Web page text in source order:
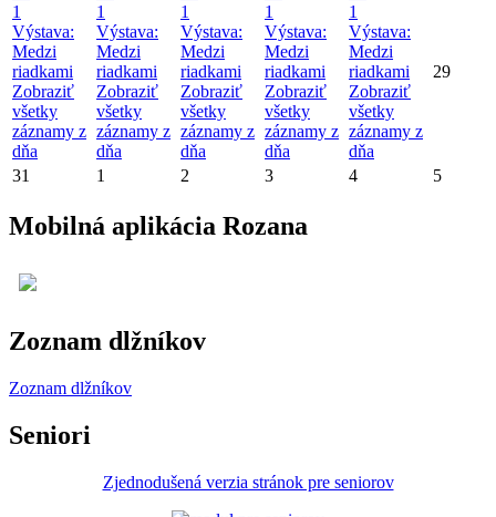
1
Výstava:
Medzi
riadkami
Zobraziť
všetky
záznamy z
dňa
1
Výstava:
Medzi
riadkami
Zobraziť
všetky
záznamy z
dňa
1
Výstava:
Medzi
riadkami
Zobraziť
všetky
záznamy z
dňa
1
Výstava:
Medzi
riadkami
Zobraziť
všetky
záznamy z
dňa
1
Výstava:
Medzi
riadkami
Zobraziť
všetky
záznamy z
dňa
29
31 1 2 3 4 5
Mobilná aplikácia Rozana
Zoznam dlžníkov
Zoznam dlžníkov
Seniori
Zjednodušená verzia stránok pre seniorov